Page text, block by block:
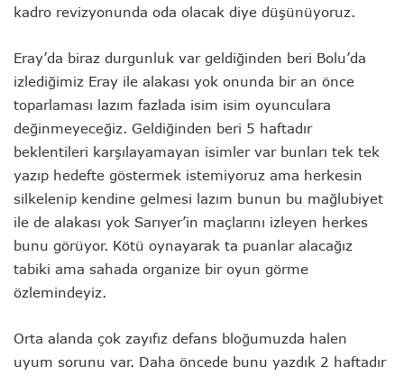
kadro revizyonunda oda olacak diye düşünüyoruz.
Eray’da biraz durgunluk var geldiğinden beri Bolu’da
izlediğimiz Eray ile alakası yok onunda bir an önce
toparlaması lazım fazlada isim isim oyunculara
değinmeyeceğiz. Geldiğinden beri 5 haftadır
beklentileri karşılayamayan isimler var bunları tek tek
yazıp hedefte göstermek istemiyoruz ama herkesin
silkelenip kendine gelmesi lazım bunun bu mağlubiyet
ile de alakası yok Sarıyer’in maçlarını izleyen herkes
bunu görüyor. Kötü oynayarak ta puanlar alacağız
tabiki ama sahada organize bir oyun görme
özlemindeyiz.
Orta alanda çok zayıfız defans bloğumuzda halen
uyum sorunu var. Daha öncede bunu yazdık 2 haftadır